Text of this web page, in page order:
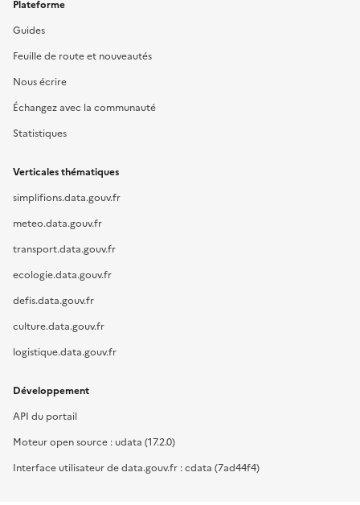
Plateforme
Guides
Feuille de route et nouveautés
Nous écrire
Échangez avec la communauté
Statistiques
Verticales thématiques
simplifions.data.gouv.fr
meteo.data.gouv.fr
transport.data.gouv.fr
ecologie.data.gouv.fr
defis.data.gouv.fr
culture.data.gouv.fr
logistique.data.gouv.fr
Développement
API du portail
Moteur open source : udata (17.2.0)
Interface utilisateur de data.gouv.fr : cdata (7ad44f4)